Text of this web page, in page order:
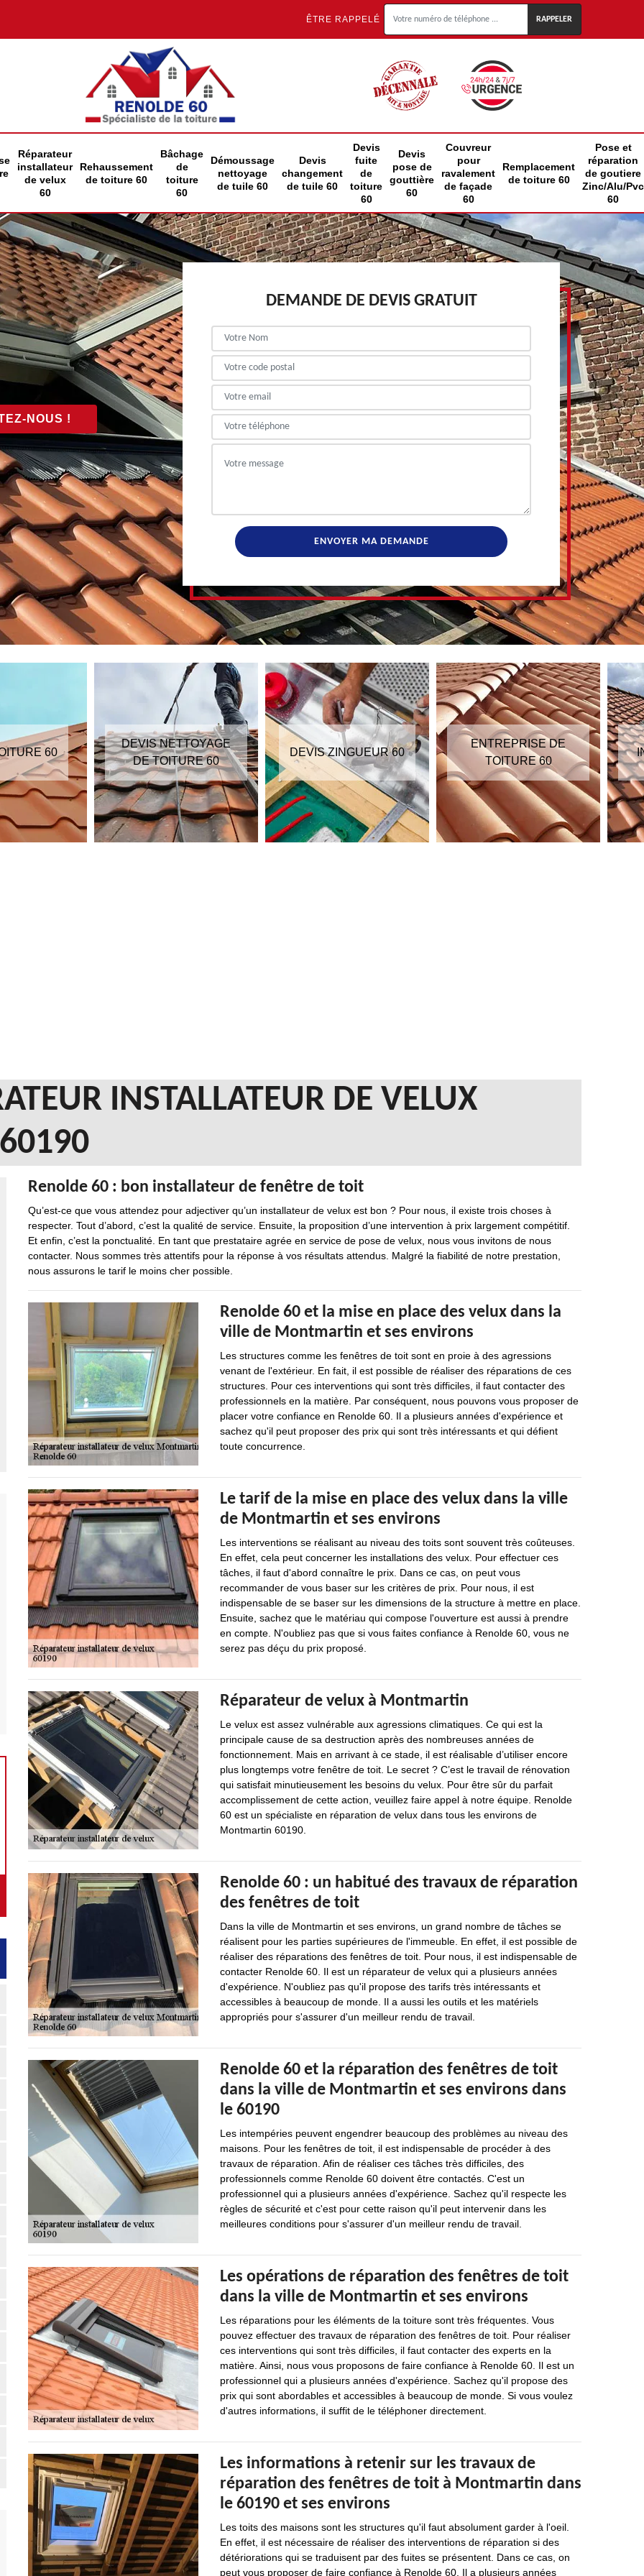
ÊTRE RAPPELÉ
Réparateur
installateur
de velux
60
Rehaussement
de toiture 60
Bâchage
de
toiture
60
Démoussage
nettoyage
de tuile 60
Devis
changement
de tuile 60
Devis
fuite
de
toiture
60
Devis
pose de
gouttière
60
Couvreur
pour
ravalement
de façade
60
Remplacement
de toiture 60
Pose et
réparation
de goutiere
Zinc/Alu/Pvc
60
NOUS !
DEMANDE DE DEVIS GRATUIT
60
DEVIS NETTOYAGE
DE TOITURE 60
DEVIS ZINGUEUR 60
ENTREPRISE DE
TOITURE 60
INSTALLATEUR DE VELUX
Renolde 60 : bon installateur de fenêtre de toit
Qu’est-ce que vous attendez pour adjectiver qu’un installateur de velux est bon ? Pour nous, il existe trois choses à
respecter. Tout d’abord, c’est la qualité de service. Ensuite, la proposition d’une intervention à prix largement compétitif.
Et enfin, c’est la ponctualité. En tant que prestataire agrée en service de pose de velux, nous vous invitons de nous
contacter. Nous sommes très attentifs pour la réponse à vos résultats attendus. Malgré la fiabilité de notre prestation,
nous assurons le tarif le moins cher possible.
Renolde 60 et la mise en place des velux dans la
ville de Montmartin et ses environs
Les structures comme les fenêtres de toit sont en proie à des agressions
venant de l'extérieur. En fait, il est possible de réaliser des réparations de ces
structures. Pour ces interventions qui sont très difficiles, il faut contacter des
professionnels en la matière. Par conséquent, nous pouvons vous proposer de
placer votre confiance en Renolde 60. Il a plusieurs années d'expérience et
sachez qu'il peut proposer des prix qui sont très intéressants et qui défient
toute concurrence.
Le tarif de la mise en place des velux dans la ville
de Montmartin et ses environs
Les interventions se réalisant au niveau des toits sont souvent très coûteuses.
En effet, cela peut concerner les installations des velux. Pour effectuer ces
tâches, il faut d'abord connaître le prix. Dans ce cas, on peut vous
recommander de vous baser sur les critères de prix. Pour nous, il est
indispensable de se baser sur les dimensions de la structure à mettre en place.
Ensuite, sachez que le matériau qui compose l'ouverture est aussi à prendre
en compte. N'oubliez pas que si vous faites confiance à Renolde 60, vous ne
serez pas déçu du prix proposé.
Réparateur de velux à Montmartin
Le velux est assez vulnérable aux agressions climatiques. Ce qui est la
principale cause de sa destruction après des nombreuses années de
fonctionnement. Mais en arrivant à ce stade, il est réalisable d’utiliser encore
plus longtemps votre fenêtre de toit. Le secret ? C’est le travail de rénovation
qui satisfait minutieusement les besoins du velux. Pour être sûr du parfait
accomplissement de cette action, veuillez faire appel à notre équipe. Renolde
60 est un spécialiste en réparation de velux dans tous les environs de
Montmartin 60190.
Renolde 60 : un habitué des travaux de réparation
des fenêtres de toit
Dans la ville de Montmartin et ses environs, un grand nombre de tâches se
réalisent pour les parties supérieures de l'immeuble. En effet, il est possible de
réaliser des réparations des fenêtres de toit. Pour nous, il est indispensable de
contacter Renolde 60. Il est un réparateur de velux qui a plusieurs années
d'expérience. N'oubliez pas qu'il propose des tarifs très intéressants et
accessibles à beaucoup de monde. Il a aussi les outils et les matériels
appropriés pour s'assurer d'un meilleur rendu de travail.
Renolde 60 et la réparation des fenêtres de toit
dans la ville de Montmartin et ses environs dans
le 60190
Les intempéries peuvent engendrer beaucoup des problèmes au niveau des
maisons. Pour les fenêtres de toit, il est indispensable de procéder à des
travaux de réparation. Afin de réaliser ces tâches très difficiles, des
professionnels comme Renolde 60 doivent être contactés. C'est un
professionnel qui a plusieurs années d'expérience. Sachez qu'il respecte les
règles de sécurité et c'est pour cette raison qu'il peut intervenir dans les
meilleures conditions pour s'assurer d'un meilleur rendu de travail.
Les opérations de réparation des fenêtres de toit
dans la ville de Montmartin et ses environs
Les réparations pour les éléments de la toiture sont très fréquentes. Vous
pouvez effectuer des travaux de réparation des fenêtres de toit. Pour réaliser
ces interventions qui sont très difficiles, il faut contacter des experts en la
matière. Ainsi, nous vous proposons de faire confiance à Renolde 60. Il est un
professionnel qui a plusieurs années d'expérience. Sachez qu'il propose des
prix qui sont abordables et accessibles à beaucoup de monde. Si vous voulez
d'autres informations, il suffit de le téléphoner directement.
Les informations à retenir sur les travaux de
réparation des fenêtres de toit à Montmartin dans
le 60190 et ses environs
Les toits des maisons sont les structures qu'il faut absolument garder à l'oeil.
En effet, il est nécessaire de réaliser des interventions de réparation si des
détériorations qui se traduisent par des fuites se présentent. Dans ce cas, on
peut vous proposer de faire confiance à Renolde 60. Il a plusieurs années